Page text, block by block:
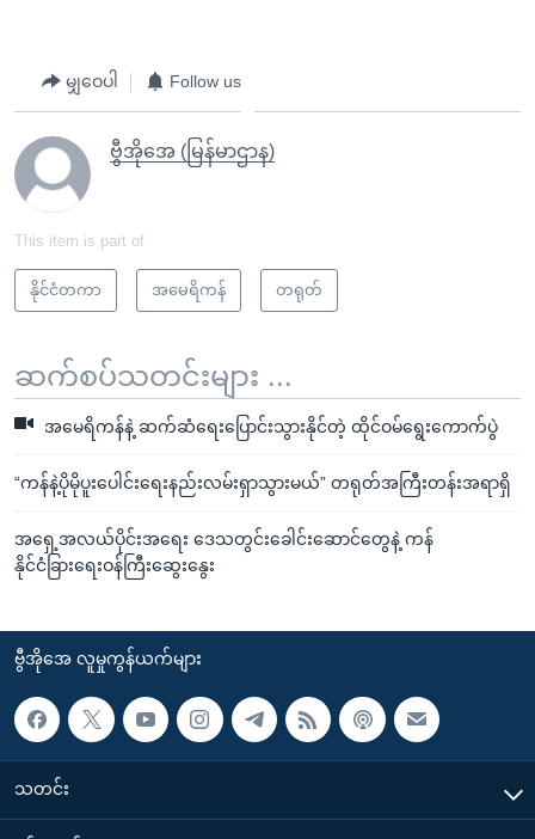
မျှဝေပါ Follow us
ဗွီအိုအေ (မြန်မာဌာန)
This item is part of
နိုင်ငံတကာ အမေရိကန် တရုတ်
ဆက်စပ်သတင်းများ ...
အမေရိကန်နဲ့ ဆက်ဆံရေးပြောင်းသွားနိုင်တဲ့ ထိုင်ဝမ်ရွေးကောက်ပွဲ
“ကန်နဲ့ပိုမိုပူးပေါင်းရေးနည်းလမ်းရှာသွားမယ်” တရုတ်အကြီးတန်းအရာရှိ
အရှေ့အလယ်ပိုင်းအရေး ဒေသတွင်းခေါင်းဆောင်တွေနဲ့ ကန်
နိုင်ငံခြားရေးဝန်ကြီးဆွေးနွေး
ဗွီအိုအေ လူမှုကွန်ယက်များ
သတင်း